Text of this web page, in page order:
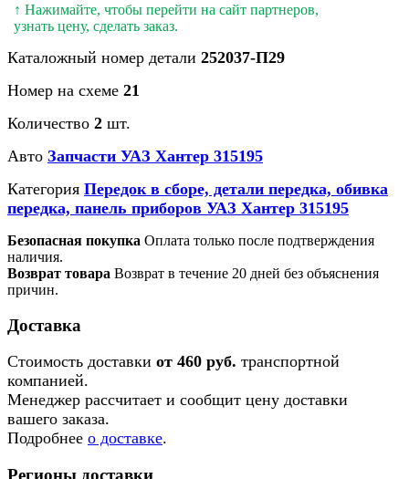
↑ Нажимайте, чтобы перейти на сайт партнеров,
узнать цену, сделать заказ.
Каталожный номер детали 252037-П29
Номер на схеме 21
Количество 2 шт.
Авто Запчасти УАЗ Хантер 315195
Категория Передок в сборе, детали передка, обивка
передка, панель приборов УАЗ Хантер 315195
Безопасная покупка Оплата только после подтверждения
наличия.
Возврат товара Возврат в течение 20 дней без объяснения
причин.
Доставка
Стоимость доставки от 460 руб. транспортной
компанией.
Менеджер рассчитает и сообщит цену доставки
вашего заказа.
Подробнее о доставке.
Регионы доставки